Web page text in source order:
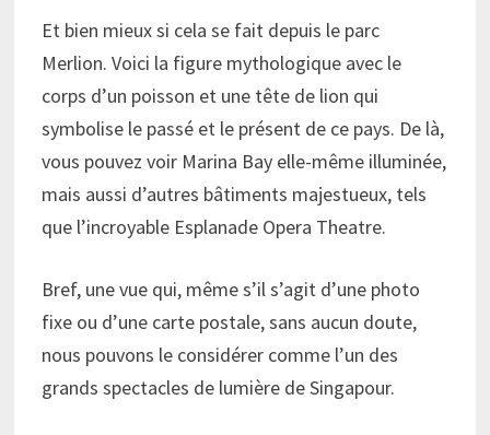
Et bien mieux si cela se fait depuis le parc
Merlion. Voici la figure mythologique avec le
corps d’un poisson et une tête de lion qui
symbolise le passé et le présent de ce pays. De là,
vous pouvez voir Marina Bay elle-même illuminée,
mais aussi d’autres bâtiments majestueux, tels
que l’incroyable Esplanade Opera Theatre.
Bref, une vue qui, même s’il s’agit d’une photo
fixe ou d’une carte postale, sans aucun doute,
nous pouvons le considérer comme l’un des
grands spectacles de lumière de Singapour.